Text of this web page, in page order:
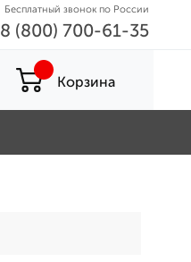
Бесплатный звонок по России
8 (800) 700-61-35
Корзина